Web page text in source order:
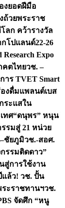
งยอดฝีมือ
ถ้วยพระราช
ลก คว้ารางวัล
กโปแลนด์22-26
Expo
คตไทยวช. –
ร TVET Smart
องดื่มแพลนต์เบส
ระแสใน
ทศ“ดนุพร” หนุน
รมสู่ 21 หน่วย
ชัยภูมิวช.-สอศ.
รรมติดดาว”
สู่การใช้งาน
แล้ว! วช. ปั้น
ระราชทานฯวช.
จัดศึก “หนู